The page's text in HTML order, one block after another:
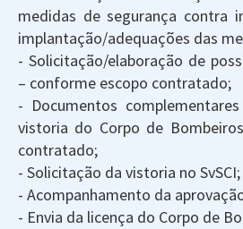
medidas de segurança contra
implantação/adequações das
- Solicitação/elaboração de
– conforme escopo contratado;
- Documentos
vistoria do Corpo de
contratado;
- Solicitação da vistoria no SvSCI;
- Acompanhamento da
- Envia da licença do Corpo de